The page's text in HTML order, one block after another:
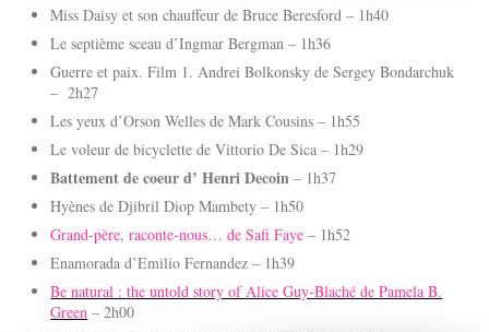
Miss Daisy et son chauffeur de Bruce Beresford – 1h40
Le septième sceau d’Ingmar Bergman – 1h36
Guerre et paix. Film 1. Andrei Bolkonsky de Sergey Bondarchuk
– 2h27
Les yeux d’Orson Welles de Mark Cousins – 1h55
Le voleur de bicyclette de Vittorio De Sica – 1h29
Battement de coeur d’ Henri Decoin – 1h37
Hyènes de Djibril Diop Mambety – 1h50
Grand-père, raconte-nous… de Safi Faye – 1h52
Enamorada d’Emilio Fernandez – 1h39
Be natural : the untold story of Alice Guy-Blaché de Pamela B.
Green – 2h00